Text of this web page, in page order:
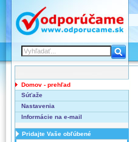
Domov - prehľad
Súťaže
Nastavenia
Informácie na e-mail
Pridajte Vaše obľúbené